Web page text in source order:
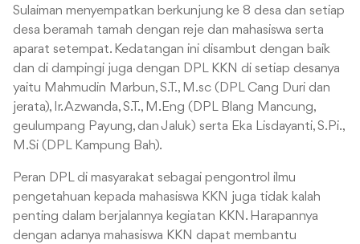
Sulaiman menyempatkan berkunjung ke 8 desa dan setiap
desa beramah tamah dengan reje dan mahasiswa serta
aparat setempat. Kedatangan ini disambut dengan baik
dan di dampingi juga dengan DPL KKN di setiap desanya
yaitu Mahmudin Marbun, S.T., M.sc (DPL Cang Duri dan
jerata), Ir. Azwanda, S.T., M.Eng (DPL Blang Mancung,
geulumpang Payung, dan Jaluk) serta Eka Lisdayanti, S.Pi.,
M.Si (DPL Kampung Bah).
Peran DPL di masyarakat sebagai pengontrol ilmu
pengetahuan kepada mahasiswa KKN juga tidak kalah
penting dalam berjalannya kegiatan KKN. Harapannya
dengan adanya mahasiswa KKN dapat membantu